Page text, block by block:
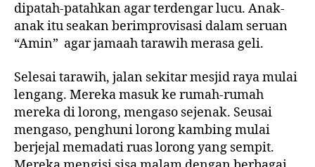
dipatah-patahkan agar terdengar lucu. Anak-
anak itu seakan berimprovisasi dalam seruan
“Amin” agar jamaah tarawih merasa geli.
Selesai tarawih, jalan sekitar mesjid raya mulai
lengang. Mereka masuk ke rumah-rumah
mereka di lorong, mengaso sejenak. Seusai
mengaso, penghuni lorong kambing mulai
berjejal memadati ruas lorong yang sempit.